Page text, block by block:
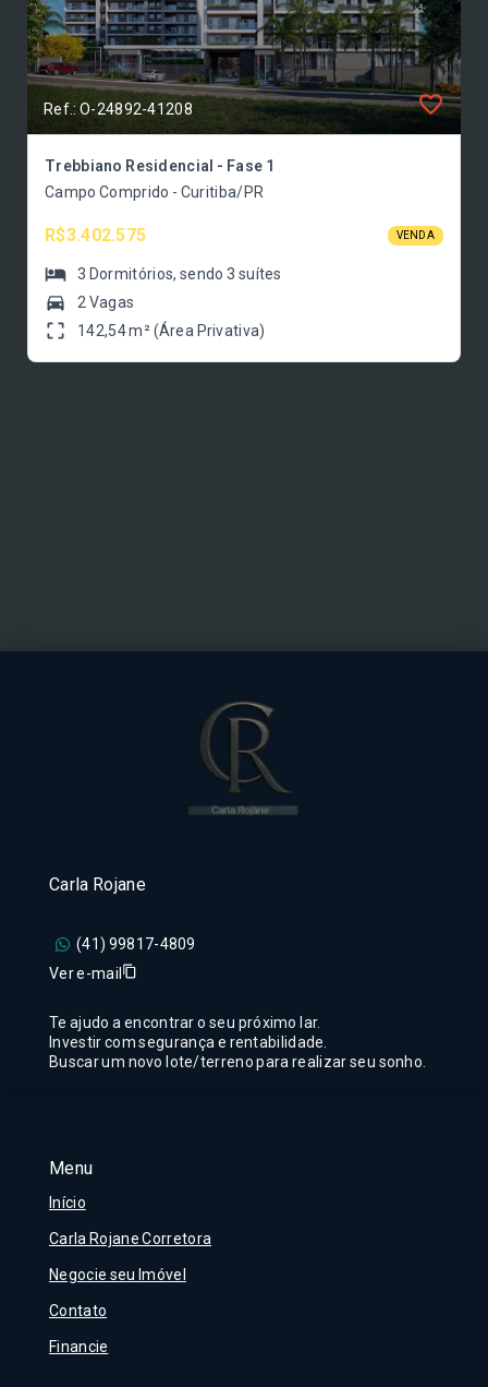
Ref.: O-24892-41208
Trebbiano Residencial - Fase 1
Campo Comprido - Curitiba/PR
R$3.402.575 VENDA
3 Dormitórios, sendo3 suítes
2 Vagas
142,54 m² (Área Privativa)
Menu
Início
Carla Rojane Corretora
Negocie seu Imóvel
Contato
Financie
Carla Rojane
(41) 99817-4809
Ver e-mail
Te ajudo a encontrar o seu próximo lar.
Investir com segurança e rentabilidade.
Buscar um novo lote/terreno para realizar seu sonho.